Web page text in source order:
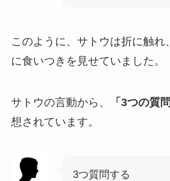
このように、サトウは折に触れ
に食いつきを見せていました。
サトウの言動から、 「3つの質問
想されています。
3つ質問する